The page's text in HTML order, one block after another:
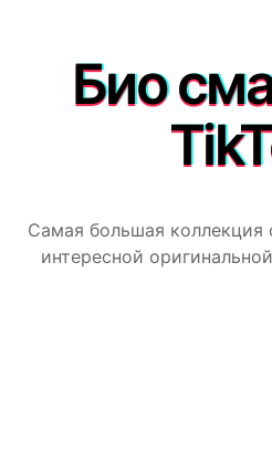
Био
Самая большая коллекция
интересной